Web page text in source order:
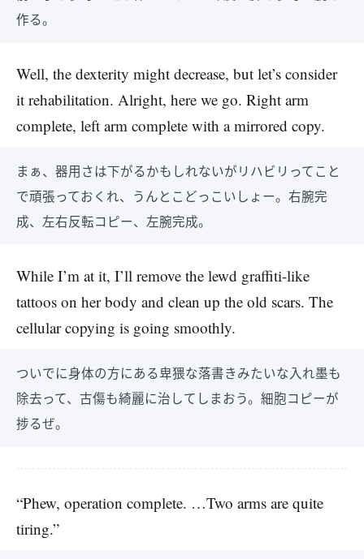
作る。
Well, the dexterity might decrease, but let’s consider
it rehabilitation. Alright, here we go. Right arm
complete, left arm complete with a mirrored copy.
まぁ、器用さは下がるかもしれないがリハビリってこと
で頑張っておくれ、うんとこどっこいしょー。右腕完
成、左右反転コピー、左腕完成。
While I’m at it, I’ll remove the lewd graffiti-like
tattoos on her body and clean up the old scars. The
cellular copying is going smoothly.
ついでに身体の方にある卑猥な落書きみたいな入れ墨も
除去って、古傷も綺麗に治してしまおう。細胞コピーが
捗るぜ。
“Phew, operation complete. …Two arms are quite
tiring.”